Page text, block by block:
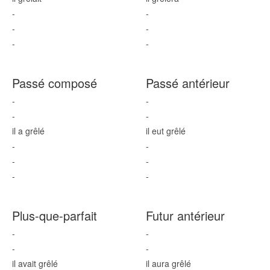
-
-
-
-
-
-
Passé composé
-
-
il a grêlé
-
-
-
Passé antérieur
-
-
il eut grêlé
-
-
-
Plus-que-parfait
-
-
il avait grêlé
Futur antérieur
-
-
il aura grêlé